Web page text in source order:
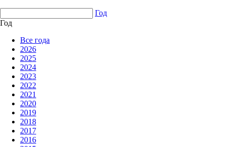
Год
Год
Все года
2026
2025
2024
2023
2022
2021
2020
2019
2018
2017
2016